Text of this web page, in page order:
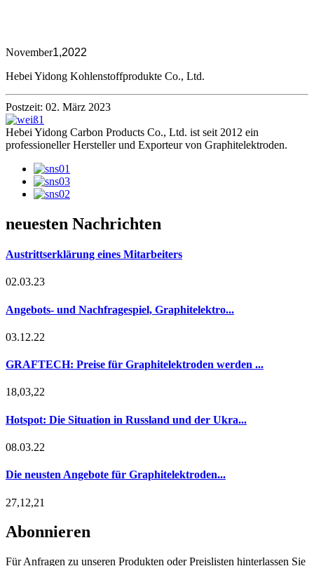
November1,2022
Hebei Yidong Kohlenstoffprodukte Co., Ltd.
Postzeit: 02. März 2023
Hebei Yidong Carbon Products Co., Ltd. ist seit 2012 ein
professioneller Hersteller und Exporteur von Graphitelektroden.
neuesten Nachrichten
Austrittserklärung eines Mitarbeiters
02.03.23
Angebots- und Nachfragespiel, Graphitelektro...
03.12.22
GRAFTECH: Preise für Graphitelektroden werden ...
18,03,22
Hotspot: Die Situation in Russland und der Ukra...
08.03.22
Die neusten Angebote für Graphitelektroden...
27,12,21
Abonnieren
Für Anfragen zu unseren Produkten oder Preislisten hinterlassen Sie